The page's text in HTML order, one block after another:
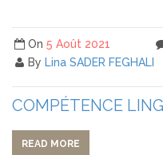
On 5 Août 2021
By Lina SADER FEGHALI
COMPÉTENCE
READ MORE